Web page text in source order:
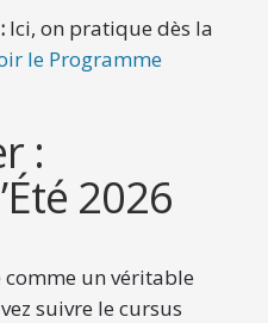
Ici, on pratique dès la
le Programme
:
2026
comme un véritable
suivre le cursus